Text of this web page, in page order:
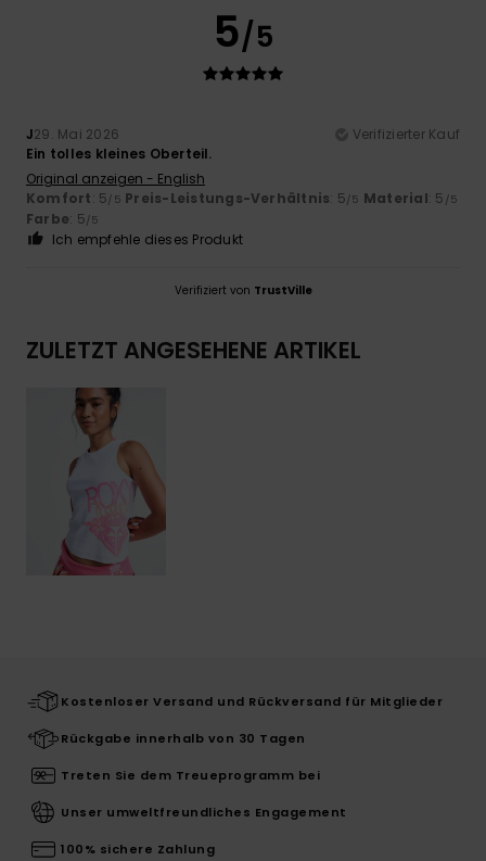
5/5
J29. Mai 2026
Verifizierter Kauf
Ein tolles kleines Oberteil.
Original anzeigen - English
Komfort: 5/5 Preis-Leistungs-Verhältnis: 5/5 Material: 5 /5
Farbe: 5/5
Ich empfehle dieses Produkt
Verifiziert von TrustVille
ZULETZT ANGESEHENE ARTIKEL
Kostenloser Versand und Rückversand für Mitglieder
Rückgabe innerhalb von 30 Tagen
Treten Sie dem Treueprogramm bei
Unser umweltfreundliches Engagement
100% sichere Zahlung